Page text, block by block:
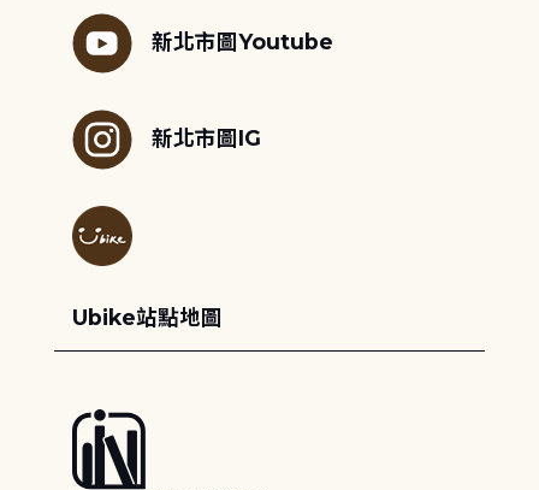
新北市圖Youtube
新北市圖IG
Ubike站點地圖